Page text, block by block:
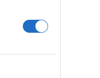
inicia una nova gira
com a punt de